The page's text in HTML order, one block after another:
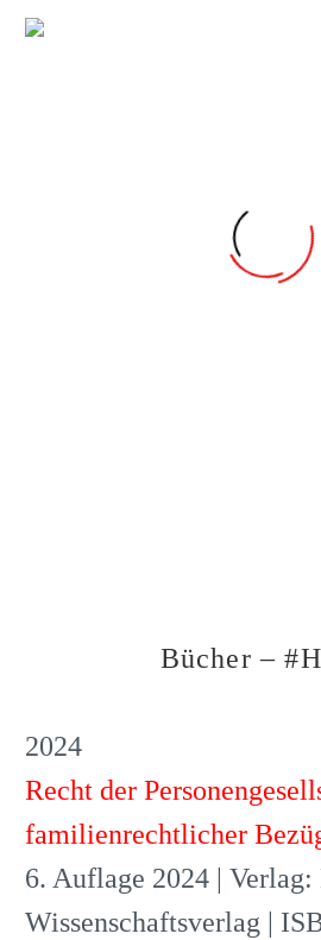
Bücher –
2024
Recht der
familienrechtlicher
6. Auflage 2024 | Verlag:
Wissenschaftsverlag |